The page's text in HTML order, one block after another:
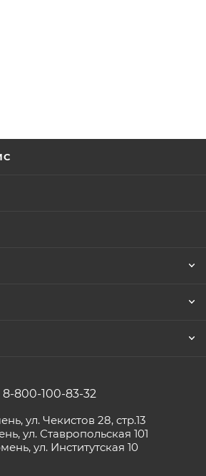
8-800-100-83-32
ул. Чекистов 28, стр.13
ул. Ставропольская 101
ул. Институтская 10